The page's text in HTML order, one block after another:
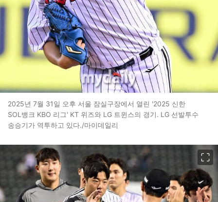
2025년 7월 31일 오후 서울 잠실구장에서 열린 '2025 신한
SOL뱅크 KBO 리그' KT 위즈와 LG 트윈스의 경기. LG 선발투수
송승기가 역투하고 있다./마이데일리